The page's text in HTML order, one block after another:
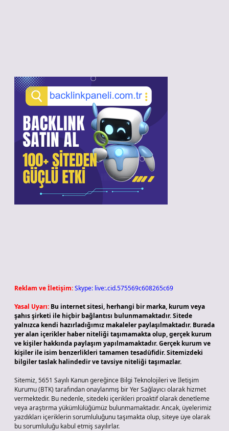
Reklam ve İletişim:Skype: live:.cid.575569c608265c69
Yasal Uyarı: Bu internet sitesi, herhangi bir marka, kurum veya
şahıs şirketi ile hiçbir bağlantısı bulunmamaktadır. Sitede
yalnızca kendi hazırladığımız makaleler paylaşılmaktadır. Burada
yer alan içerikler haber niteliği taşımamakta olup, gerçek kurum
ve kişiler hakkında paylaşım yapılmamaktadır. Gerçek kurum ve
kişiler ile isim benzerlikleri tamamen tesadüfidir. Sitemizdeki
bilgiler taslak halindedir ve tavsiye niteliği taşımazlar.
Sitemiz, 5651 Sayılı Kanun gereğince Bilgi Teknolojileri ve İletişim
Kurumu (BTK) tarafından onaylanmış bir Yer Sağlayıcı olarak hizmet
vermektedir. Bu nedenle, sitedeki içerikleri proaktif olarak denetleme
veya araştırma yükümlülüğümüz bulunmamaktadır. Ancak, üyelerimiz
yazdıkları içeriklerin sorumluluğunu taşımakta olup, siteye üye olarak
bu sorumluluğu kabul etmiş sayılırlar.